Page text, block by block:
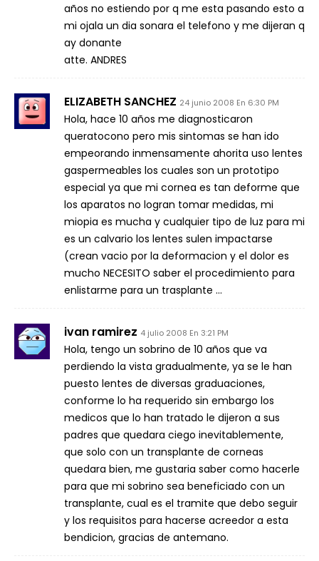
años no estiendo por q me esta pasando esto a
mi ojala un dia sonara el telefono y me dijeran q
ay donante
atte. ANDRES
ELIZABETH SANCHEZ 24 junio 2008 En 6:30 PM
Hola, hace 10 años me diagnosticaron
queratocono pero mis sintomas se han ido
empeorando inmensamente ahorita uso lentes
gaspermeables los cuales son un prototipo
especial ya que mi cornea es tan deforme que
los aparatos no logran tomar medidas, mi
miopia es mucha y cualquier tipo de luz para mi
es un calvario los lentes sulen impactarse
(crean vacio por la deformacion y el dolor es
mucho NECESITO saber el procedimiento para
enlistarme para un trasplante …
ivan ramirez 4 julio 2008 En 3:21 PM
Hola, tengo un sobrino de 10 años que va
perdiendo la vista gradualmente, ya se le han
puesto lentes de diversas graduaciones,
conforme lo ha requerido sin embargo los
medicos que lo han tratado le dijeron a sus
padres que quedara ciego inevitablemente,
que solo con un transplante de corneas
quedara bien, me gustaria saber como hacerle
para que mi sobrino sea beneficiado con un
transplante, cual es el tramite que debo seguir
y los requisitos para hacerse acreedor a esta
bendicion, gracias de antemano.